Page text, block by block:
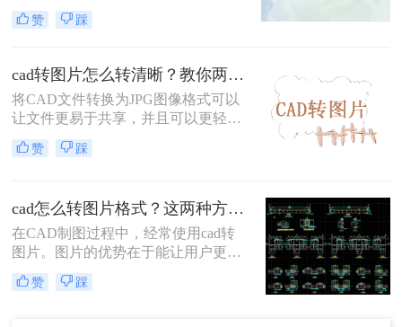
送。这样一来，他们不用下载CAD软
件，就能查看图纸效果。其实CAD导
图纸后，通过QQ截图或电脑自带的
截屏工具进行截图。虽然这样很方
便，但照片却不是高清的，有一些细
节可能被模糊。
赞 踩
cad转图片怎么转清晰？教你两个靠谱的方法！
将CAD文件转换为JPG图像格式可以
让文件更易于共享，并且可以更轻松
地在不同平台上传递。此外，JPG文
件格式具有更小的文件大小，可以更
像质量下降，那么我们该cad转图片怎
么转清晰呢？教大家二种小妙招，一
起来学习下吧。
赞 踩
cad怎么转图片格式？这两种方法可以迅速转换
在CAD制图过程中，经常使用cad转
图片。图片的优势在于能让用户更方
便的传送和分享，有需要的小伙伴可
以自行试试。下面就来详细的讲解一
赞 踩